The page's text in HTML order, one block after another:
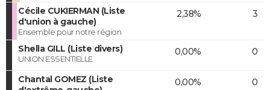
Cécile CUKIERMAN (Liste
d'union à gauche)
Ensemble pour notre région
2,38% 3
Shella GILL (Liste divers)
UNION ESSENTIELLE
0,00% 0
Chantal GOMEZ (Liste
0,00% 0